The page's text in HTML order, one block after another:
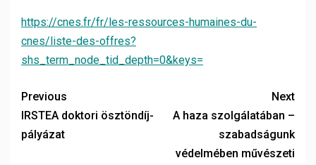
https://cnes.fr/fr/les-ressources-humaines-du-
cnes/liste-des-offres?
shs_term_node_tid_depth=0&keys=
Previous
IRSTEA doktori ösztöndíj-
pályázat
Next
A haza szolgálatában –
szabadságunk
védelmében művészeti